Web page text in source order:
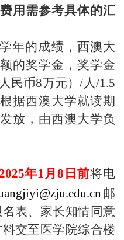
用需参考具体的汇
年的成绩，西澳大
的奖学金，奖学金
民币8万元）/人/1.5
据西澳大学就读期
放，由西澳大学负
年1月8 日前将电
邮
表、家长知情同意
交至医学院综合楼